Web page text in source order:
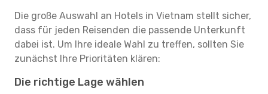
Die große Auswahl an Hotels in Vietnam stellt sicher,
dass für jeden Reisenden die passende Unterkunft
dabei ist. Um Ihre ideale Wahl zu treffen, sollten Sie
zunächst Ihre Prioritäten klären:
Die richtige Lage wählen